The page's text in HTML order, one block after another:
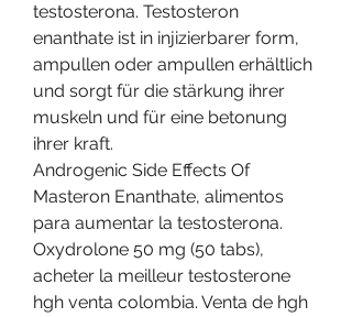
testosterona. Testosteron
enanthate ist in injizierbarer form,
ampullen oder ampullen erhältlich
und sorgt für die stärkung ihrer
muskeln und für eine betonung
ihrer kraft.
Androgenic Side Effects Of
Masteron Enanthate, alimentos
para aumentar la testosterona.
Oxydrolone 50 mg (50 tabs),
acheter la meilleur testosterone
hgh venta colombia. Venta de hgh